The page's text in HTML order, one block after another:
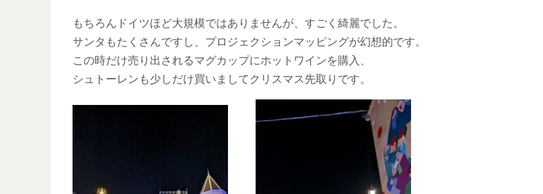
もちろんドイツほど大規模ではありませんが、すごく綺麗でした。
サンタもたくさんですし、プロジェクションマッピングが幻想的です。
この時だけ売り出されるマグカップにホットワインを購入、
シュトーレンも少しだけ買いましてクリスマス先取りです。